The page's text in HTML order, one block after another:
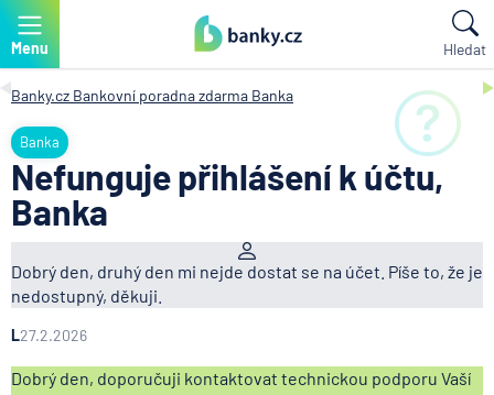
Menu Hledat
Banky.cz Bankovní poradna zdarma Banka
Banka
Nefunguje přihlášení k účtu,
Banka
Dobrý den, druhý den mi nejde dostat se na účet. Píše to, že je
nedostupný, děkuji.
L27.2.2026
Dobrý den, doporučuji kontaktovat technickou podporu Vaší